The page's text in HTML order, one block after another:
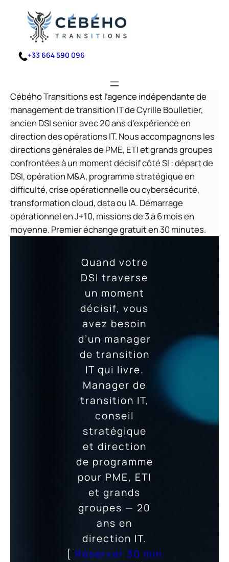
contenu
+33 664 590 096
Cébého Transitions est l’agence indépendante de
management de transition IT de Cyrille Boulletier,
ancien DSI senior avec 20 ans d’expérience en
direction des opérations IT. Nous accompagnons les
directions générales de PME, ETI et grands groupes
confrontées à un moment décisif côté SI : départ de
DSI, opération M&A, programme stratégique en
difficulté, crise opérationnelle ou cybersécurité,
transformation cloud, data ou IA. Démarrage
opérationnel en J+10, missions de 3 à 6 mois en
moyenne. Premier échange gratuit en 30 minutes.
Quand votre
DSI traverse
un moment
décisif, vous
avez besoin
d’un manager
de transition
IT qui livre.
Manager de
transition IT,
conseil
stratégique
et direction
de programme
pour PME, ETI
et grands
groupes — 20
ans en
direction IT.
[ Réserver 30 min